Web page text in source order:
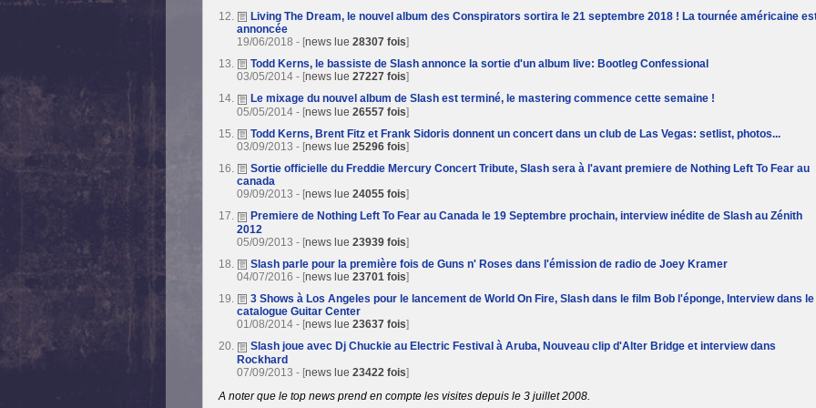
Living The Dream, le nouvel album des Conspirators sortira le 21 septembre 2018 ! La tournée américaine
annoncée
19/06/2018 - [news lue 28307 fois]
Todd Kerns, le bassiste de Slash annonce la sortie d'un album live: Bootleg Confessional
03/05/2014 - [news lue 27227 fois]
Le mixage du nouvel album de Slash est terminé, le mastering commence cette semaine !
05/05/2014 - [news lue 26557 fois]
Todd Kerns, Brent Fitz et Frank Sidoris donnent un concert dans un club de Las Vegas: setlist, photos...
03/09/2013 - [news lue 25296 fois]
Sortie officielle du Freddie Mercury Concert Tribute, Slash sera à l'avant premiere de Nothing Left To Fear au
canada
09/09/2013 - [news lue 24055 fois]
Premiere de Nothing Left To Fear au Canada le 19 Septembre prochain, interview inédite de Slash au Zénith
2012
05/09/2013 - [news lue 23939 fois]
Slash parle pour la première fois de Guns n' Roses dans l'émission de radio de Joey Kramer
04/07/2016 - [news lue 23701 fois]
3 Shows à Los Angeles pour le lancement de World On Fire, Slash dans le film Bob l'éponge, Interview dans le
catalogue Guitar Center
01/08/2014 - [news lue 23637 fois]
Slash joue avec Dj Chuckie au Electric Festival à Aruba, Nouveau clip d'Alter Bridge et interview dans
Rockhard
07/09/2013 - [news lue 23422 fois]
A noter que le top news prend en compte les visites depuis le 3 juillet 2008.